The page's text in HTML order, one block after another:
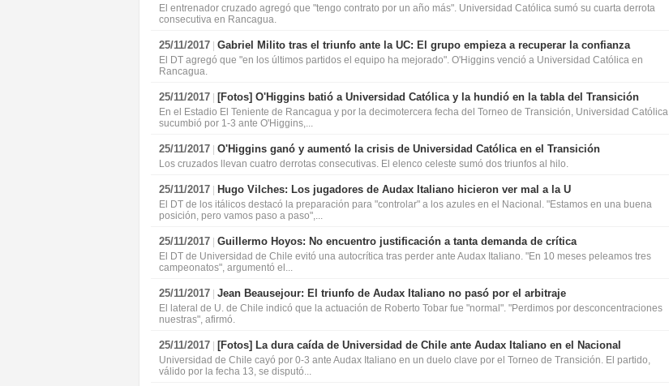
El entrenador cruzado agregó que "tengo contrato por un año más". Universidad Católica sumó su cuarta derrota
consecutiva en Rancagua.
25/11/2017 Gabriel Milito tras el triunfo ante la UC: El grupo empieza a recuperar la confianza
El DT agregó que "en los últimos partidos el equipo ha mejorado". O'Higgins venció a Universidad Católica en
Rancagua.
25/11/2017 [Fotos] O'Higgins batió a Universidad Católica y la hundió en la tabla del Transición
En el Estadio El Teniente de Rancagua y por la decimotercera fecha del Torneo de Transición, Universidad Católica
sucumbió por 1-3 ante O'Higgins,...
25/11/2017 O'Higgins ganó y aumentó la crisis de Universidad Católica en el Transición
Los cruzados llevan cuatro derrotas consecutivas. El elenco celeste sumó dos triunfos al hilo.
25/11/2017 Hugo Vilches: Los jugadores de Audax Italiano hicieron ver mal a la U
El DT de los itálicos destacó la preparación para "controlar" a los azules en el Nacional. "Estamos en una buena
posición, pero vamos paso a paso",...
25/11/2017 Guillermo Hoyos: No encuentro justificación a tanta demanda de crítica
El DT de Universidad de Chile evitó una autocrítica tras perder ante Audax Italiano. "En 10 meses peleamos tres
campeonatos", argumentó el...
25/11/2017 Jean Beausejour: El triunfo de Audax Italiano no pasó por el arbitraje
El lateral de U. de Chile indicó que la actuación de Roberto Tobar fue "normal". "Perdimos por desconcentraciones
nuestras", afirmó.
25/11/2017 [Fotos] La dura caída de Universidad de Chile ante Audax Italiano en el Nacional
Universidad de Chile cayó por 0-3 ante Audax Italiano en un duelo clave por el Torneo de Transición. El partido,
válido por la fecha 13, se disputó...